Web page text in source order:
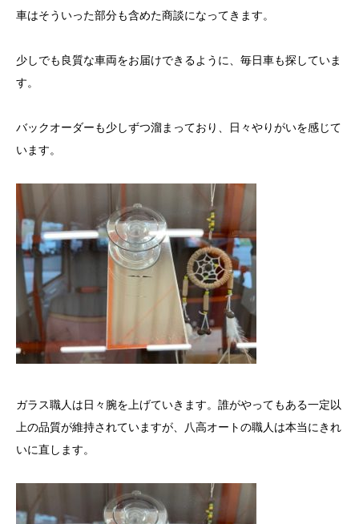
車はそういった部分も含めた商談になってきます。
少しでも良質な車両をお届けできるように、毎日車も探していま
す。
バックオーダーも少しずつ溜まっており、日々やりがいを感じて
います。
ガラス職人は日々腕を上げていきます。誰がやってもある一定以
上の品質が維持されていますが、八高オートの職人は本当にきれ
いに直します。